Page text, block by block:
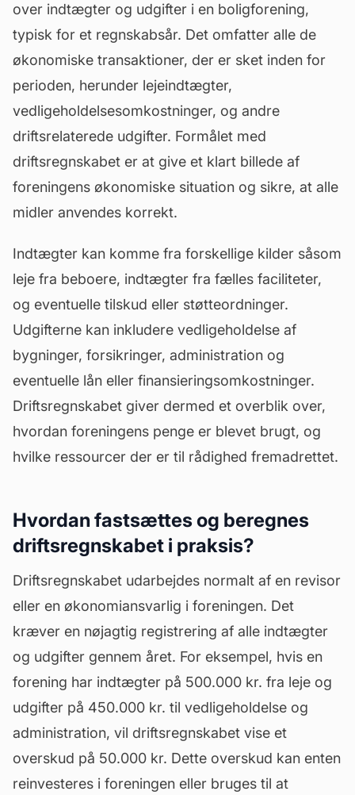
over indtægter og udgifter i en boligforening,
typisk for et regnskabsår. Det omfatter alle de
økonomiske transaktioner, der er sket inden for
perioden, herunder lejeindtægter,
vedligeholdelsesomkostninger, og andre
driftsrelaterede udgifter. Formålet med
driftsregnskabet er at give et klart billede af
foreningens økonomiske situation og sikre, at alle
midler anvendes korrekt.
Indtægter kan komme fra forskellige kilder såsom
leje fra beboere, indtægter fra fælles faciliteter,
og eventuelle tilskud eller støtteordninger.
Udgifterne kan inkludere vedligeholdelse af
bygninger, forsikringer, administration og
eventuelle lån eller finansieringsomkostninger.
Driftsregnskabet giver dermed et overblik over,
hvordan foreningens penge er blevet brugt, og
hvilke ressourcer der er til rådighed fremadrettet.
Hvordan fastsættes og beregnes
driftsregnskabet i praksis?
Driftsregnskabet udarbejdes normalt af en revisor
eller en økonomiansvarlig i foreningen. Det
kræver en nøjagtig registrering af alle indtægter
og udgifter gennem året. For eksempel, hvis en
forening har indtægter på 500.000 kr. fra leje og
udgifter på 450.000 kr. til vedligeholdelse og
administration, vil driftsregnskabet vise et
overskud på 50.000 kr. Dette overskud kan enten
reinvesteres i foreningen eller bruges til at